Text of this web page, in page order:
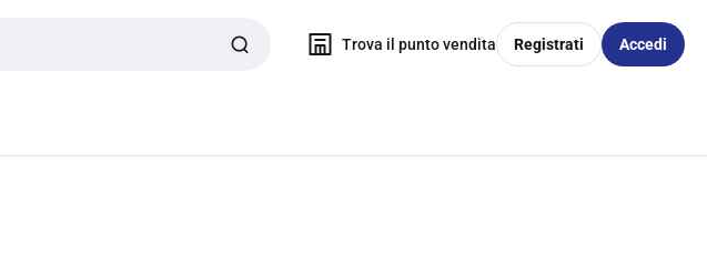
Trova il punto vendita Registrati Accedi